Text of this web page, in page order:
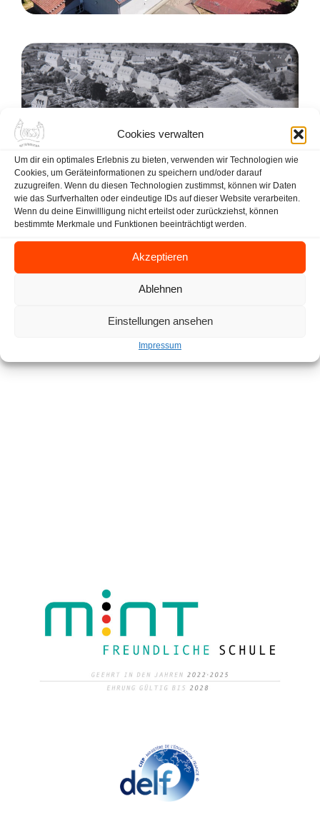
Cookies verwalten
Um dir ein optimales Erlebnis zu bieten, verwenden wir Technologien wie
Cookies, um Geräteinformationen zu speichern und/oder darauf
zuzugreifen. Wenn du diesen Technologien zustimmst, können wir Daten
wie das Surfverhalten oder eindeutige IDs auf dieser Website verarbeiten.
Wenn du deine Einwillligung nicht erteilst oder zurückziehst, können
bestimmte Merkmale und Funktionen beeinträchtigt werden.
Akzeptieren
Ablehnen
Einstellungen ansehen
Impressum
ZURÜCK ZU INFO/ORGANISATION